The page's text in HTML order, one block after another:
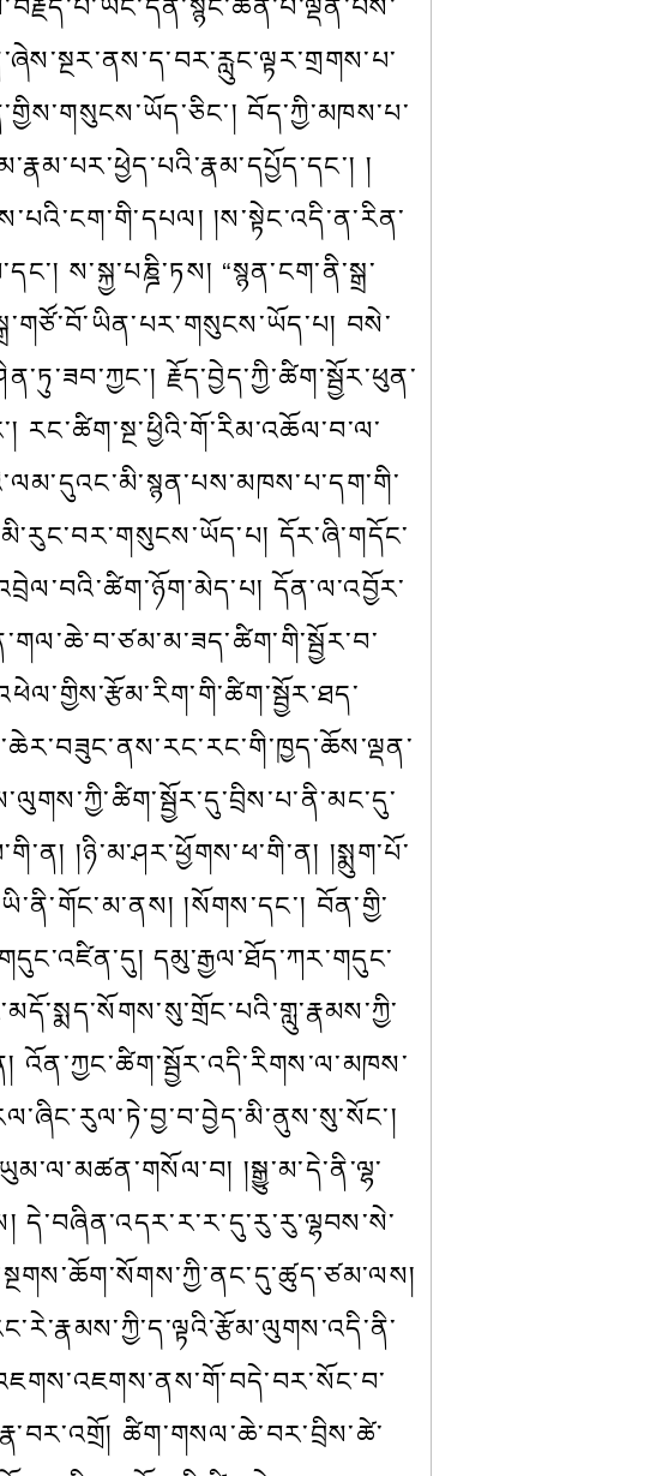
བོད་ཀྱི་མཁས་པ་
།
།ས་སྟེང་འདི་ན་རིན་
ས་སྐྱ་པཎྜི་ཏས། “སྙན་ངག་ནི་སྒྲ་
བསེ་
རྗོད་བྱེད་ཀྱི་ཚིག་སྦྱོར་ཕུན་
རང་ཚིག་སྔ་ཕྱིའི་གོ་རིམ་འཆོལ་བ་ལ་
དོར་ཞི་གདོང་
དོན་ལ་འབྱོར་
།ཉི་མ་ཤར་ཕྱོགས་ཕ་གི་ན། །སྨུག་པོ་
།སོགས་དང་། བོན་གྱི་
དམུ་རྒྱལ་ཐོད་ཀར་གདུང་
འོན་ཀྱང་ཚིག་སྦྱོར་འདི་རིགས་ལ་མཁས་
།སྒྱུ་མ་དེ་ནི་ལྷ་
ཚིག་གསལ་ཆེ་བར་བྲིས་ཚེ་